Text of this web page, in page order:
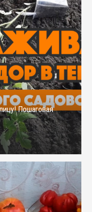
Пошаговая